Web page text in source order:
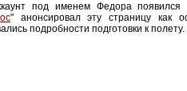
под именем Федора
" анонсировал эту страницу как
подробности подготовки к полету.